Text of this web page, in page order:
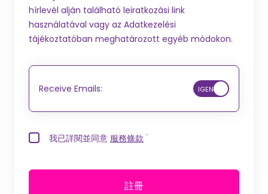
hírlevél alján található leiratkozási link
használatával vagy az Adatkezelési
tájékoztatóban meghatározott egyéb módokon.
Receive Emails:
我已詳閱並同意 服務條款
註冊